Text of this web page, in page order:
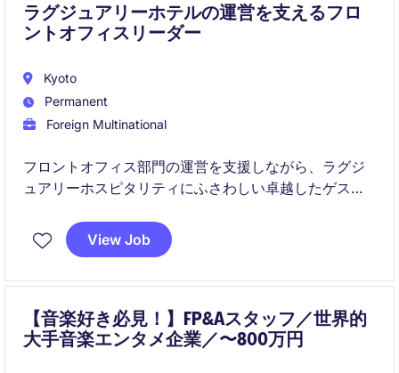
ラグジュアリーホテルの運営を支えるフロ
ントオフィスリーダー
Kyoto
Permanent
Foreign Multinational
フロントオフィス部門の運営を支援しながら、ラグジ
ュアリーホスピタリティにふさわしい卓越したゲスト
改善を通じて、ホテル全体のサービス品質向上に貢献
していただきます。
View Job
【音楽好き必見！】FP&Aスタッフ／世界的
大手音楽エンタメ企業／〜800万円